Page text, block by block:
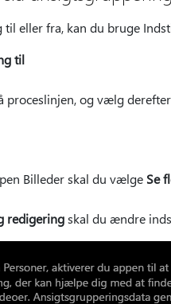
eller fra, kan du bruge
til
proceslinjen, og vælg
Billeder skal du vælge Se
redigeringskal du ændre